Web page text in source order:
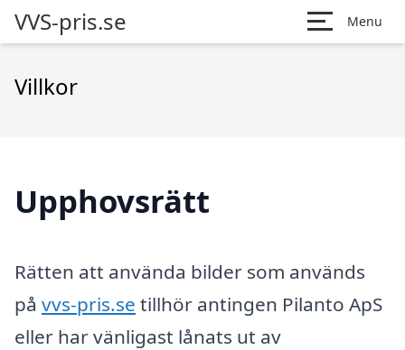
VVS-pris.se Menu
Villkor
Upphovsrätt
Rätten att använda bilder som används
på vvs-pris.se tillhör antingen Pilanto ApS
eller har vänligast lånats ut av